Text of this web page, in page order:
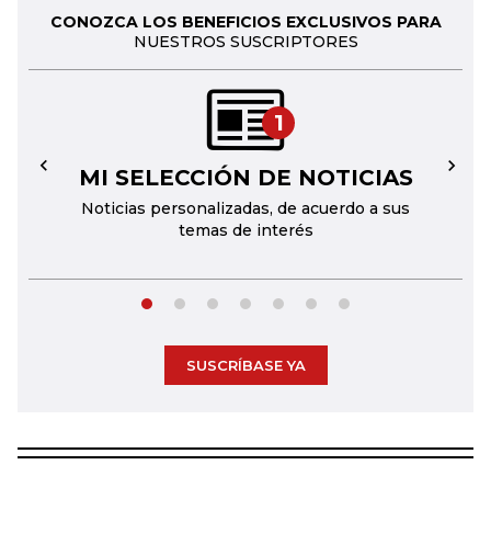
CONOZCA LOS BENEFICIOS EXCLUSIVOS PARA
NUESTROS SUSCRIPTORES
1
MI SELECCIÓN DE NOTICIAS
Noticias personalizadas, de acuerdo a sus
temas de interés
← →
SUSCRÍBASE YA